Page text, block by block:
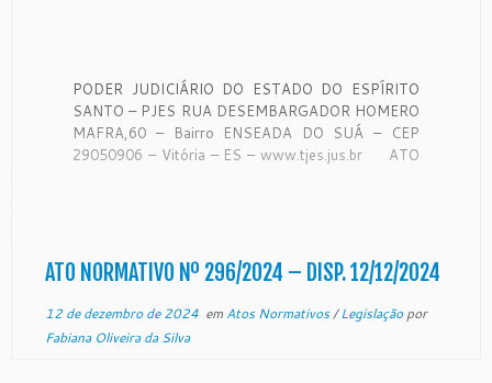
PODER JUDICIÁRIO DO ESTADO DO ESPÍRITO
SANTO – PJES RUA DESEMBARGADOR HOMERO
MAFRA,60 – Bairro ENSEADA DO SUÁ – CEP
29050906 – Vitória – ES – www.tjes.jus.br ATO
ATO NORMATIVO Nº 296/2024 – DISP. 12/12/2024
12 de dezembro de 2024em Atos Normativos/Legislaçãopor
Fabiana Oliveira da Silva